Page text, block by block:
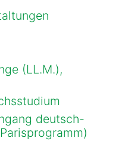
(LL.M.),
deutsch-